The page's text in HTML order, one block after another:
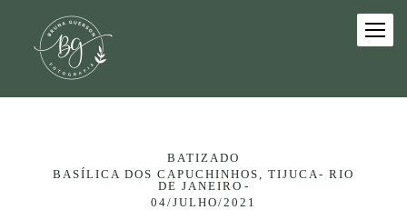
BATIZADO
BASÍLICA DOS CAPUCHINHOS, TIJUCA- RIO
DE JANEIRO
04/JULHO/2021